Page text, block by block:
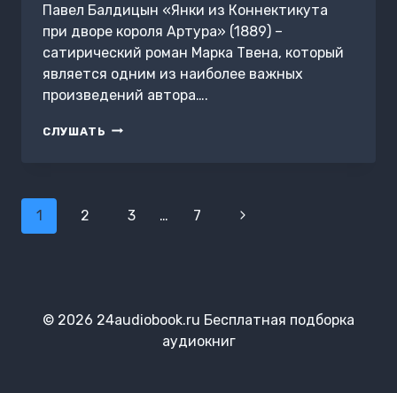
Павел Балдицын «Янки из Коннектикута
при дворе короля Артура» (1889) –
сатирический роман Марка Твена, который
является одним из наиболее важных
произведений автора….
СЛУШАТЬ МАРК
ПРИ
Навигация
по
1 2 3 … 7
Следующая
© 2026 24audiobook.ru Бесплатная подборка
аудиокниг